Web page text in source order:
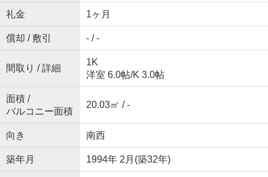
礼金 1ヶ月
償却 / 敷引 - / -
間取り / 詳細
1K
洋室 6.0帖/K 3.0帖
面積 /
バルコニー面積
20.03㎡ / -
向き 南西
築年月 1994年 2月(築32年)